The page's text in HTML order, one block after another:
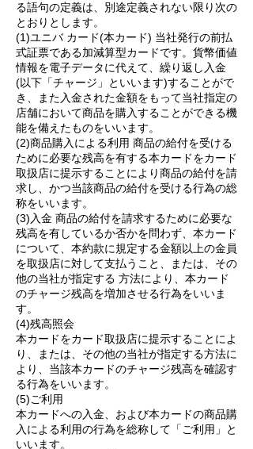
る語句の定義は、別途定義されない限り次の
とおりとします。
(1)ユニバ カード(本カード) 当社発行の前払
式証票である加減算型カードです。貨幣価値
情報を電子データに代えて、繰り返し入金
(以下「チャージ」といいます)することがで
き、また入金された金額をもって当社指定の
店舗において商品を購入することができる機
能を備えたものをいいます。
(2)商品購入による利用 商品の給付を受ける
ために必要な残高を有する本カードをカード
取扱店に提示することにより商品の給付を請
求し、かつ当該商品の給付を受ける行為の総
称をいいます。
(3)入金 商品の給付を請求するために必要な
残高を有しているか否かを問わず、本カード
について、本約款に規定する金額以上の金員
を取扱店に対して支払うこと、または、その
他の当社が指定する 方法により、本カード
のチャージ残高を増加させる行為をいいま
す。
(4)残高照会
本カードをカード取扱店に提示することによ
り、または、その他の当社が指定する方法に
より、当該本カードのチャージ残高を確認す
る行為をいいます。
(5)ご利用
本カードへの入金、および本カードの商品購
入による利用の行為を総称して「ご利用」と
いいます。